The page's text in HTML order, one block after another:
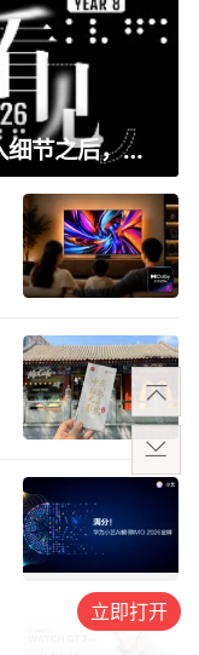
6大品牌手机无障碍横评：深入细节之后，似乎只有苹果能挺住？｜ 看见2026
立即打开